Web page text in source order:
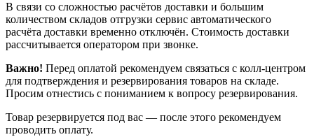
В связи со сложностью расчётов доставки и большим
количеством складов отгрузки сервис автоматического
расчёта доставки временно отключён. Стоимость доставки
рассчитывается оператором при звонке.
Важно! Перед оплатой рекомендуем связаться с колл‑центром
для подтверждения и резервирования товаров на складе.
Просим отнестись с пониманием к вопросу резервирования.
Товар резервируется под вас — после этого рекомендуем
проводить оплату.